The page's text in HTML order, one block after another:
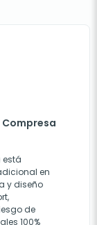
Compresa
está
en
y diseño
de
100%